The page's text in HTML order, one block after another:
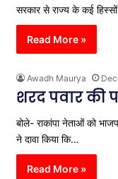
सरकार से राज्य के कई
Read More »
Awadh Maurya
शरद पवार की
बोले- राकांपा नेताओं को
ने दावा किया कि…
Read More »